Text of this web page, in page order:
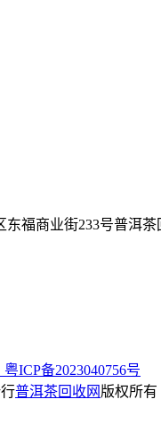
福商业街233号普洱茶
粤ICP备2023040756号
普洱茶回收网 版权所有